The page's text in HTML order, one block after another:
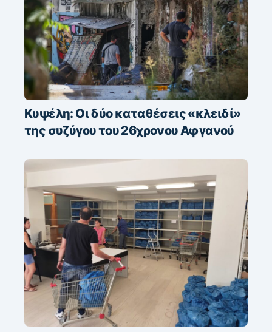
Κυψέλη: Οι δύο καταθέσεις «κλειδί»
της συζύγου του 26χρονου Αφγανού